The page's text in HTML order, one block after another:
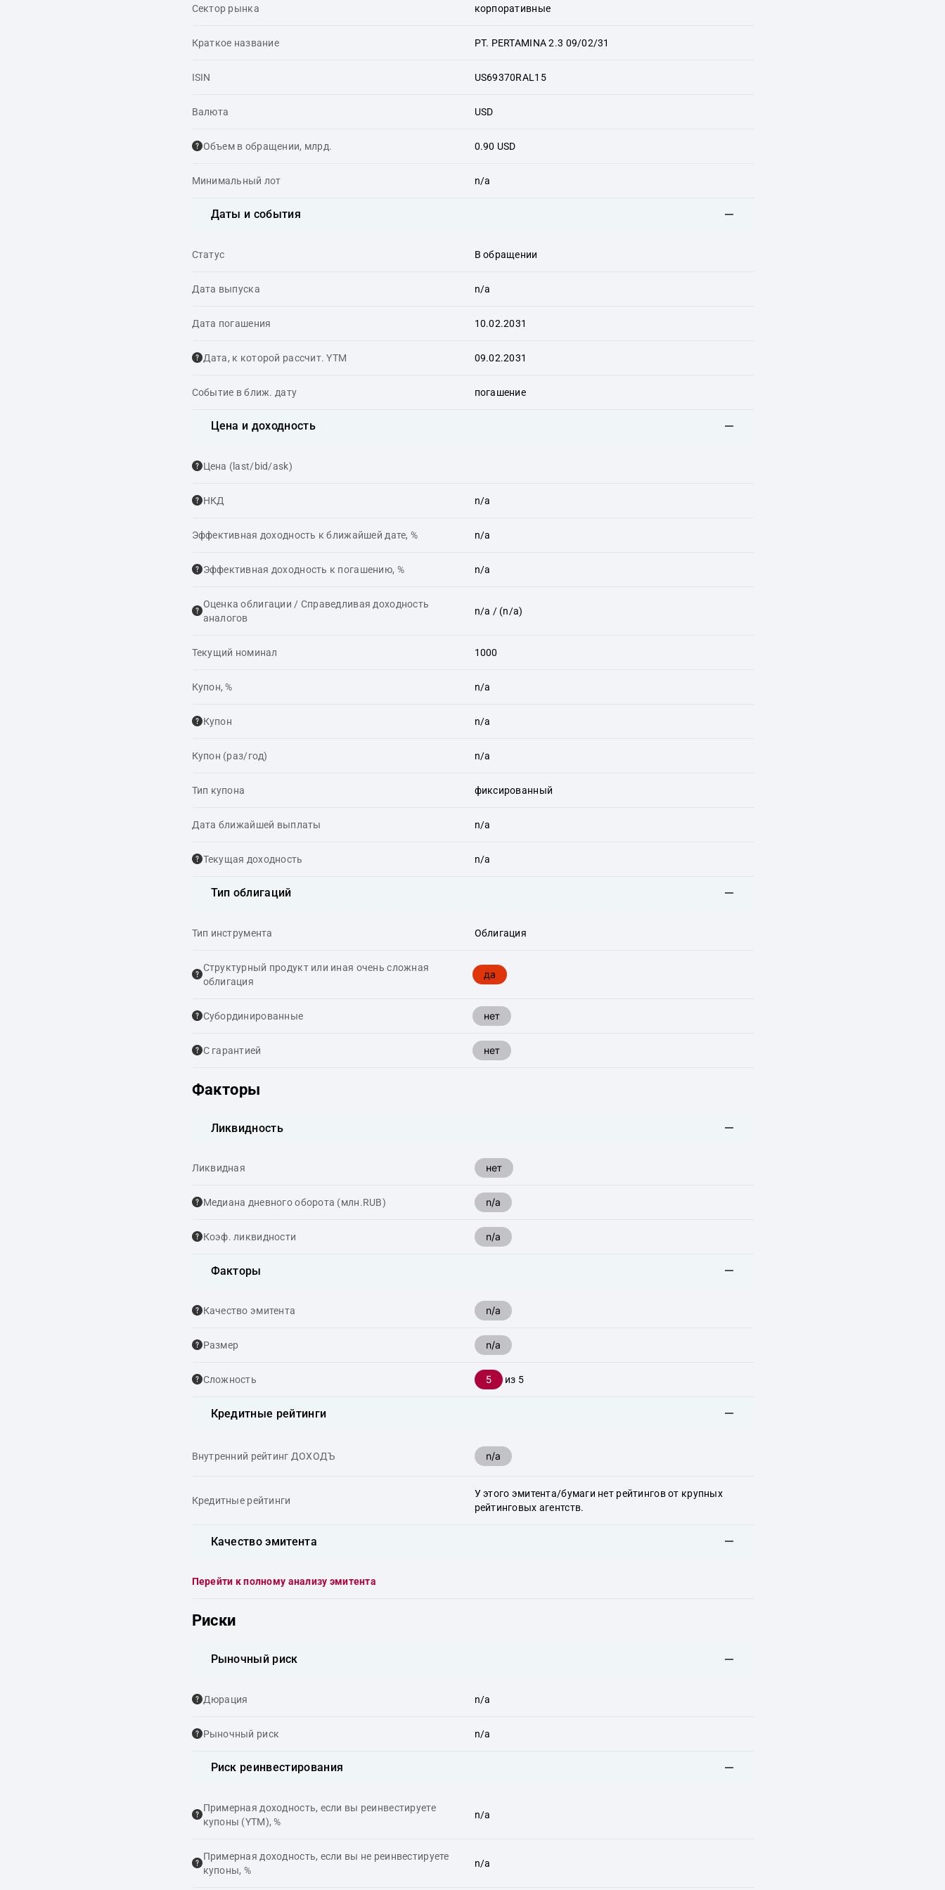
Сектор рынка корпоративные
Краткое название PT. PERTAMINA 2.3 09/02/31
ISIN US69370RAL15
Валюта USD
Объем в обращении, млрд. 0.90 USD
Минимальный лот n/a
Даты и события
Статус В обращении
Дата выпуска n/a
Дата погашения 10.02.2031
Дата, к которой рассчит. YTM 09.02.2031
Событие в ближ. дату погашение
Цена и доходность
Цена (last/bid/ask)
НКД n/a
Эффективная доходность к ближайшей дате, % n/a
Эффективная доходность к погашению, % n/a
Оценка облигации / Справедливая доходность
аналогов
n/a / (n/a)
Текущий номинал 1000
Купон, % n/a
Купон n/a
Купон (раз/год) n/a
Тип купона фиксированный
Дата ближайшей выплаты n/a
Текущая доходность n/a
Тип облигаций
Тип инструмента Облигация
Структурный продукт или иная очень сложная
облигация
да
Cубординированные нет
С гарантией нет
Факторы
Ликвидность
Ликвидная нет
Медиана дневного оборота (млн.RUB) n/a
Коэф. ликвидности n/a
Факторы
Качество эмитента n/a
Размер n/a
Сложность 5 из 5
Кредитные рейтинги
Внутренний рейтинг ДОХОДЪ n/a
Кредитные рейтинги
У этого эмитента/бумаги нет рейтингов от крупных
рейтинговых агентств.
Качество эмитента
Перейти к полному анализу эмитента
Риски
Рыночный риск
Дюрация n/a
Рыночный риск n/a
Риск реинвестирования
Примерная доходность, если вы реинвестируете
купоны (YTM), %
n/a
Примерная доходность, если вы не реинвестируете
купоны, %
n/a